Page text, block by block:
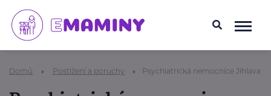
Domů Postižení a poruchy Psychiatrická nemocnice Jihlava